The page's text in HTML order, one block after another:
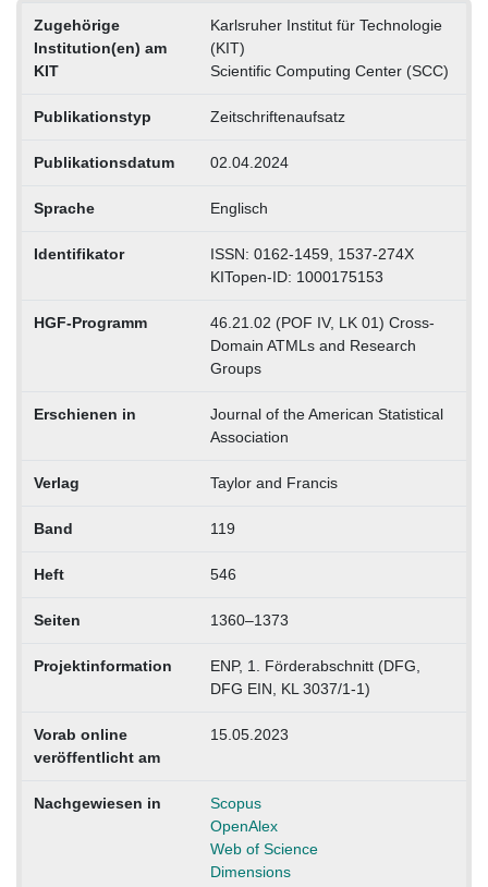
Zugehörige
Institution(en) am
KIT
Karlsruher Institut für Technologie
(KIT)
Scientific Computing Center (SCC)
Publikationstyp Zeitschriftenaufsatz
Publikationsdatum 02.04.2024
Sprache Englisch
Identifikator
ISSN: 0162-1459, 1537-274X
KITopen-ID: 1000175153
HGF-Programm
46.21.02 (POF IV, LK 01) Cross-
Domain ATMLs and Research
Groups
Erschienen in
Journal of the American Statistical
Association
Verlag Taylor and Francis
Band 119
Heft 546
Seiten 1360–1373
Projektinformation
ENP, 1. Förderabschnitt (DFG,
DFG EIN, KL 3037/1-1)
Vorab online
veröffentlicht am
15.05.2023
Nachgewiesen in
Scopus
OpenAlex
Web of Science
Dimensions